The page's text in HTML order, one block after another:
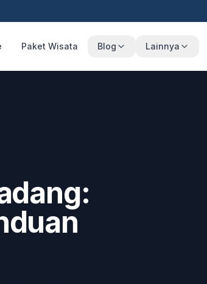
Paket Wisata Blog Lainnya